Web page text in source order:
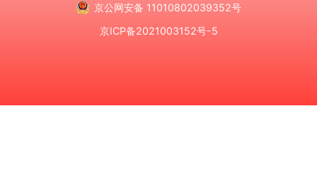
京公网安备 11010802039352号
京ICP备2021003152号-5